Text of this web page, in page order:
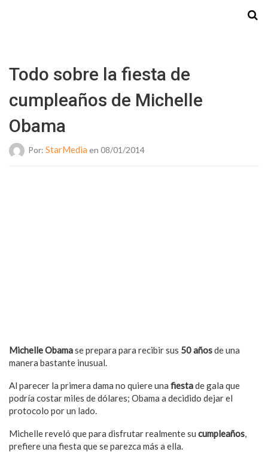
Todo sobre la fiesta de
cumpleaños de Michelle
Obama
Por: StarMedia en 08/01/2014
Michelle Obamase prepara para recibir sus 50 añosde una
manera bastante inusual.
Al parecer la primera dama no quiere una fiestade gala que
podría costar miles de dólares; Obama a decidido dejar el
protocolo por un lado.
Michelle reveló que para disfrutar realmente su cumpleaños,
prefiere una fiesta que se parezca más a ella.